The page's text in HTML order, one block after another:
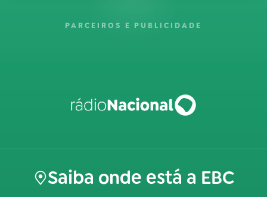
PARCEIROS E PUBLICIDADE
Saiba onde está a EBC